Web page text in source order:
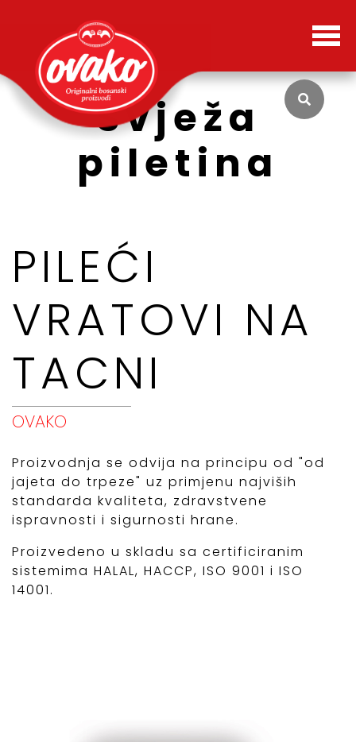
Svježa
piletina
PILEĆI
VRATOVI NA
TACNI
OVAKO
Proizvodnja se odvija na principu od "od
jajeta do trpeze" uz primjenu najviših
standarda kvaliteta, zdravstvene
ispravnosti i sigurnosti hrane.
Proizvedeno u skladu sa certificiranim
sistemima HALAL, HACCP, ISO 9001 i ISO
14001.